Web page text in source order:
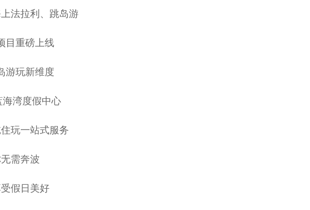
法拉利、跳岛游
重磅上线
玩新维度
湾度假中心
玩一站式服务
需奔波
假日美好